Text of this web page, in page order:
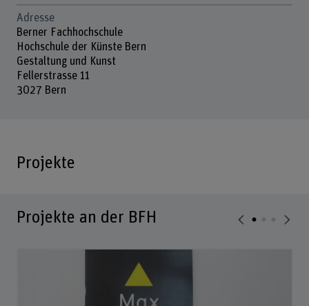
Adresse
Berner Fachhochschule
Hochschule der Künste Bern
Gestaltung und Kunst
Fellerstrasse 11
3027 Bern
Projekte
Projekte an der BFH